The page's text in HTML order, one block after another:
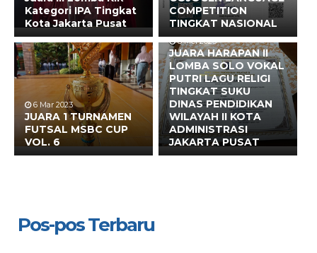
Kategori IPA Tingkat
Kota Jakarta Pusat
COMPETITION
TINGKAT NASIONAL
6 Mar 2023
JUARA 1 TURNAMEN
FUTSAL MSBC CUP
VOL. 6
8 Mei 2023
JUARA HARAPAN II
LOMBA SOLO VOKAL
PUTRI LAGU RELIGI
TINGKAT SUKU
DINAS PENDIDIKAN
WILAYAH II KOTA
ADMINISTRASI
JAKARTA PUSAT
Pos-pos Terbaru